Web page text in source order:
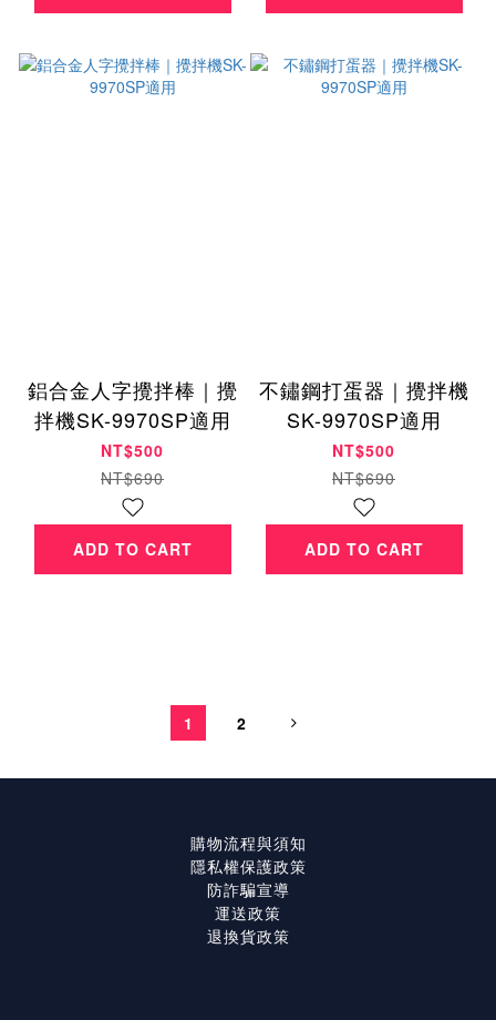
鋁合金人字攪拌棒｜攪
拌機SK-9970SP適用
NT$500
NT$690
ADD TO CART
不鏽鋼打蛋器｜攪拌機
SK-9970SP適用
NT$500
NT$690
ADD TO CART
1 2
購物流程與須知
隱私權保護政策
防詐騙宣導
運送政策
退換貨政策